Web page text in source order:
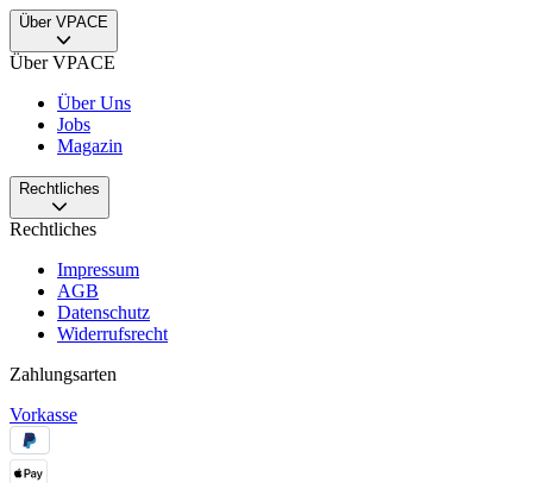
Über VPACE
Über VPACE
Über Uns
Jobs
Magazin
Rechtliches
Rechtliches
Impressum
AGB
Datenschutz
Widerrufsrecht
Zahlungsarten
Vorkasse